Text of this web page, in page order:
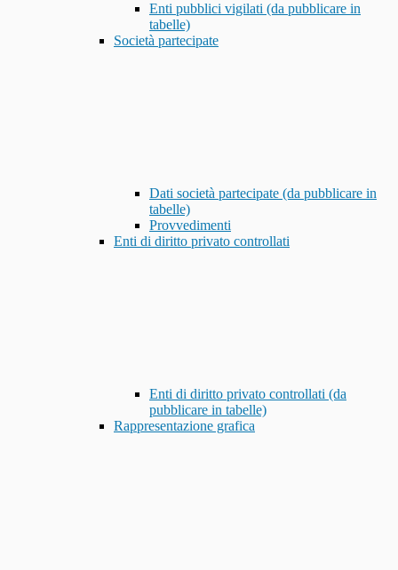
Enti pubblici vigilati (da pubblicare in
tabelle)
Società partecipate
Dati società partecipate (da pubblicare in
tabelle)
Provvedimenti
Enti di diritto privato controllati
Enti di diritto privato controllati (da
pubblicare in tabelle)
Rappresentazione grafica